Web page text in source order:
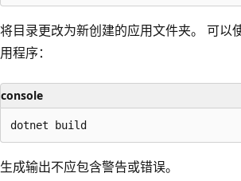
将目录更改为新创建的应用文件夹。 可以
用程序：
console
生成输出不应包含警告或错误。